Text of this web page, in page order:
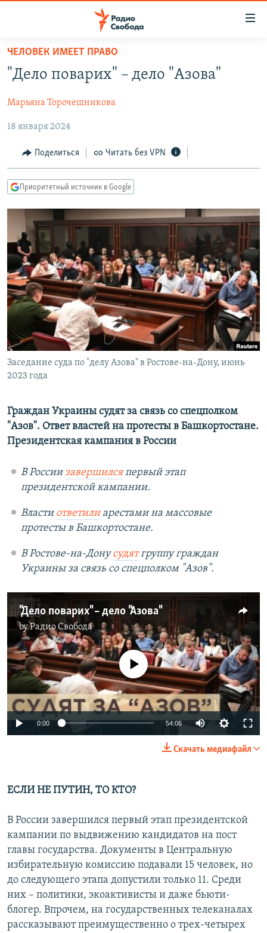
упрощенного
доступа
содержанию
Вернутся
главной
навигации
Вернутся
поиску
ПРОГРАММЫ
ПОДКАСТЫ
АВТОРСКИЕ ПРОЕКТЫ
ЦИТАТЫ СВОБОДЫ
МНЕНИЯ
КУЛЬТУРА
IDEL.РЕАЛИИ
КАВКАЗ.РЕАЛИИ
СЕВЕР.РЕАЛИИ
СИБИРЬ.РЕАЛИИ
РАСПИСАНИЕ ВЕЩАНИЯ
ПОДПИШИТЕСЬ НА РАССЫЛКУ
СОЦИАЛЬНЫЕ СЕТИ
Все сайты РСЕ/РС
ЧЕЛОВЕК ИМЕЕТ ПРАВО
"Дело поварих" – дело "Азова"
Марьяна Торочешникова
18 января 2024
Поделиться Читать без VPN
Приоритетный источник в Google
Заседание суда по "делу Азова" в Ростове-на-Дону, июнь
2023 года
Граждан Украины судят за связь со спецполком
"Азов". Ответ властей на протесты в Башкортостане.
Президентская кампания в России
В Россиизавершилсяпервый этап
президентской кампании.
Властиответилиарестами на массовые
протесты в Башкортостане.
В Ростове-на-Донусудятгруппу граждан
Украины за связь со спецполком "Азов".
"Дело поварих" – дело "Азова"
byРадио Свобода
No media source currently available
0:00 54:06 Auto
1080p
Скачать медиафайл
ЕСЛИ НЕ ПУТИН, ТО КТО?
В России завершился первый этап президентской
кампании по выдвижению кандидатов на пост
главы государства. Документы в Центральную
избирательную комиссию подавали 15 человек, но
до следующего этапа допустили только 11. Среди
них – политики, экоактивисты и даже бьюти-
блогер. Впрочем, на государственных телеканалах
рассказывают преимущественно о трех-четырех